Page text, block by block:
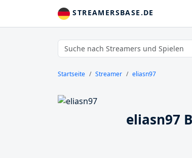
STREAMERSBASE.DE
Startseite Streamer eliasn97
eliasn97